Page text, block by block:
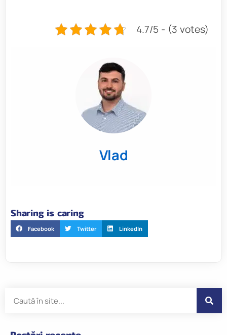
4.7/5 - (3 votes)
Vlad
Sharing is caring
Facebook Twitter LinkedIn